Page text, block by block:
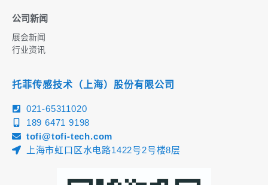
公司新闻
展会新闻
行业资讯
托菲传感技术（上海）股份有限公司
021-65311020
189 6471 9198
tofi@tofi-tech.com
上海市虹口区水电路1422号2号楼8层